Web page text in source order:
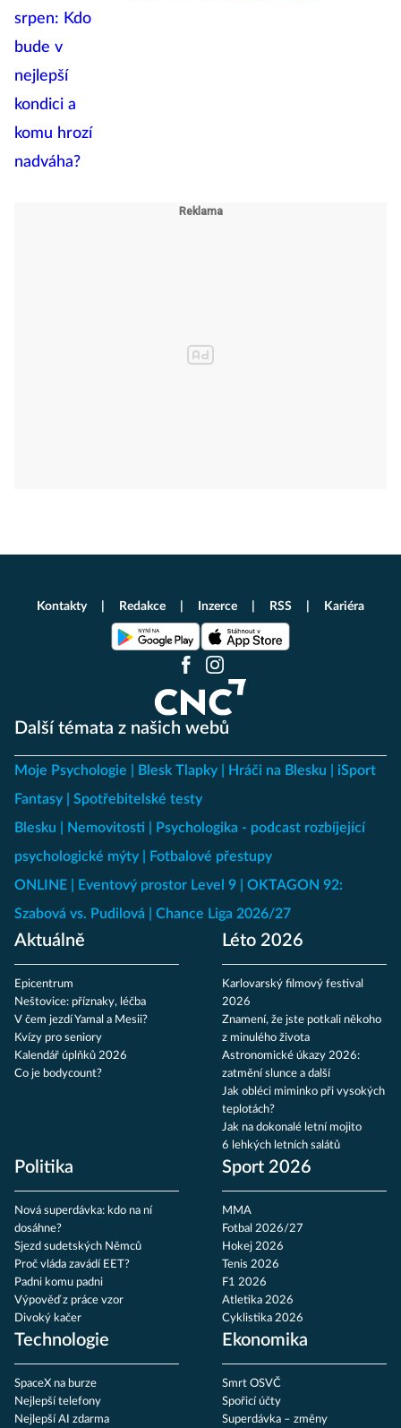
Další témata z našich webů
Moje Psychologie Blesk Tlapky Hráči na Blesku
iSport
Fantasy
Spotřebitelské testy
Blesku
Nemovitosti
Psychologika - podcast rozbíjející
psychologické mýty
Fotbalové přestupy
ONLINE
Eventový prostor Level 9
OKTAGON 92:
Szabová vs. Pudilová
Chance Liga 2026/27
Aktuálně
Epicentrum
Neštovice: příznaky, léčba
V čem jezdí Yamal a Mesii?
Kvízy pro seniory
Kalendář úplňků 2026
Co je bodycount?
Léto 2026
Karlovarský filmový festival
2026
Znamení, že jste potkali někoho
z minulého života
Astronomické úkazy 2026:
zatmění slunce a další
Jak obléci miminko při vysokých
teplotách?
Jak na dokonalé letní mojito
6 lehkých letních salátů
Politika
Nová superdávka: kdo na ní
dosáhne?
Sjezd sudetských Němců
Proč vláda zavádí EET?
Padni komu padni
Výpověď z práce vzor
Divoký kačer
Sport 2026
MMA
Fotbal 2026/27
Hokej 2026
Tenis 2026
F1 2026
Atletika 2026
Cyklistika 2026
Technologie
SpaceX na burze
Nejlepší telefony
Nejlepší AI zdarma
Ekonomika
Smrt OSVČ
Spořicí účty
Superdávka – změny
Kontakty Redakce Inzerce RSS Kariéra